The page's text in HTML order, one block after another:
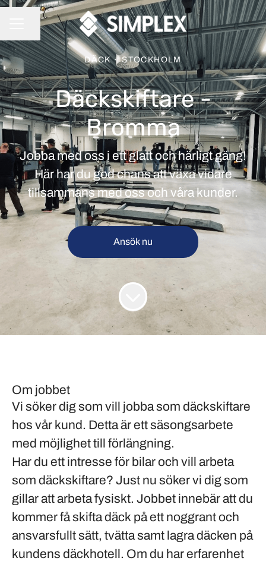
KARRIÄRMENY
Dela sidan
DÄCK · STOCKHOLM
Däckskiftare -
Bromma
Jobba med oss i ett glatt och härligt gäng!
Här har du god chans att växa vidare
tillsammans med oss och våra kunder.
Ansök nu
Om jobbet
Vi söker dig som vill jobba som däckskiftare
hos vår kund. Detta är ett säsongsarbete
med möjlighet till förlängning.
Har du ett intresse för bilar och vill arbeta
som däckskiftare? Just nu söker vi dig som
gillar att arbetafysiskt. Jobbet innebär att du
kommer fåskifta däck på ett noggrantoch
ansvarsfulltsätt, tvätta samt lagra däcken på
kundens däckhotell . Om du har erfarenhet